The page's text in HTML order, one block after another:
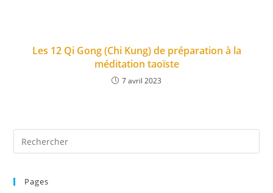
Les 12 Qi Gong (Chi Kung) de préparation à la
méditation taoïste
7 avril 2023
Pages